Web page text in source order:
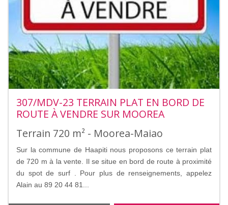
307/MDV-23 TERRAIN PLAT EN BORD DE
ROUTE À VENDRE SUR MOOREA
Terrain 720 m² - Moorea-Maiao
Sur la commune de Haapiti nous proposons ce terrain plat
de 720 m à la vente. Il se situe en bord de route à proximité
du spot de surf . Pour plus de renseignements, appelez
Alain au 89 20 44 81...